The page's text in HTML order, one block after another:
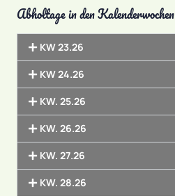
Abholtage in den Kalenderwochen
KW 23.26
KW 24.26
KW. 25.26
KW. 26.26
KW. 27.26
KW. 28.26